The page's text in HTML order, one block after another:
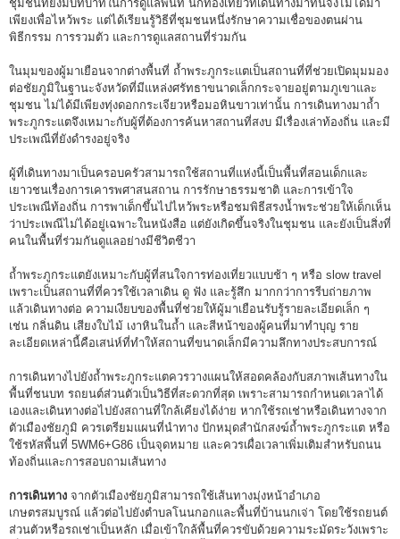
ชุมชนที่ยังมีบทบาทในการดูแลพื้นที่ นักท่องเที่ยวที่เดินทางมาที่นี่จึงไม่ได้มา
เพียงเพื่อไหว้พระ แต่ได้เรียนรู้วิธีที่ชุมชนหนึ่งรักษาความเชื่อของตนผ่าน
พิธีกรรม การรวมตัว และการดูแลสถานที่ร่วมกัน
ในมุมของผู้มาเยือนจากต่างพื้นที่ ถ้ำพระภูกระแตเป็นสถานที่ที่ช่วยเปิดมุมมอง
ต่อชัยภูมิในฐานะจังหวัดที่มีแหล่งศรัทธาขนาดเล็กกระจายอยู่ตามภูเขาและ
ชุมชน ไม่ได้มีเพียงทุ่งดอกกระเจียวหรือมอหินขาวเท่านั้น การเดินทางมาถ้ำ
พระภูกระแตจึงเหมาะกับผู้ที่ต้องการค้นหาสถานที่สงบ มีเรื่องเล่าท้องถิ่น และมี
ประเพณีที่ยังดำรงอยู่จริง
ผู้ที่เดินทางมาเป็นครอบครัวสามารถใช้สถานที่แห่งนี้เป็นพื้นที่สอนเด็กและ
เยาวชนเรื่องการเคารพศาสนสถาน การรักษาธรรมชาติ และการเข้าใจ
ประเพณีท้องถิ่น การพาเด็กขึ้นไปไหว้พระหรือชมพิธีสรงน้ำพระช่วยให้เด็กเห็น
ว่าประเพณีไม่ได้อยู่เฉพาะในหนังสือ แต่ยังเกิดขึ้นจริงในชุมชน และยังเป็นสิ่งที่
คนในพื้นที่ร่วมกันดูแลอย่างมีชีวิตชีวา
ถ้ำพระภูกระแตยังเหมาะกับผู้ที่สนใจการท่องเที่ยวแบบช้า ๆ หรือ slow travel
เพราะเป็นสถานที่ที่ควรใช้เวลาเดิน ดู ฟัง และรู้สึก มากกว่าการรีบถ่ายภาพ
แล้วเดินทางต่อ ความเงียบของพื้นที่ช่วยให้ผู้มาเยือนรับรู้รายละเอียดเล็ก ๆ
เช่น กลิ่นดิน เสียงใบไม้ เงาหินในถ้ำ และสีหน้าของผู้คนที่มาทำบุญ ราย
ละเอียดเหล่านี้คือเสน่ห์ที่ทำให้สถานที่ขนาดเล็กมีความลึกทางประสบการณ์
การเดินทางไปยังถ้ำพระภูกระแตควรวางแผนให้สอดคล้องกับสภาพเส้นทางใน
พื้นที่ชนบท รถยนต์ส่วนตัวเป็นวิธีที่สะดวกที่สุด เพราะสามารถกำหนดเวลาได้
เองและเดินทางต่อไปยังสถานที่ใกล้เคียงได้ง่าย หากใช้รถเช่าหรือเดินทางจาก
ตัวเมืองชัยภูมิ ควรเตรียมแผนที่นำทาง ปักหมุดสำนักสงฆ์ถ้ำพระภูกระแต หรือ
ใช้รหัสพื้นที่ 5WM6+G86 เป็นจุดหมาย และควรเผื่อเวลาเพิ่มเติมสำหรับถนน
ท้องถิ่นและการสอบถามเส้นทาง
การเดินทาง จากตัวเมืองชัยภูมิสามารถใช้เส้นทางมุ่งหน้าอำเภอ
เกษตรสมบูรณ์ แล้วต่อไปยังตำบลโนนกอกและพื้นที่บ้านนกเจ่า โดยใช้รถยนต์
ส่วนตัวหรือรถเช่าเป็นหลัก เมื่อเข้าใกล้พื้นที่ควรขับด้วยความระมัดระวังเพราะ